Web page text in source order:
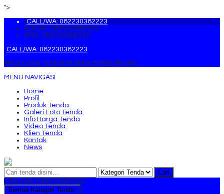
">
CALL/WA: 082230382223
Hotline : 082230382223
SMS : 082230382223
CALL/WA: 082230382223
PRODUSEN TENDA MURAH BERKUALITAS
MENU NAVIGASI
Home
Profil
Produk Tenda
Galeri Foto Tenda
Info Harga Tenda
Video Tenda
Klien Tenda
Kontak
News
Cari
CALL/WA: 082230382223
Semua Kategori Tenda